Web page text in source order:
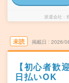
派遣会社
未読 掲載日 2026/
【初心者歓
日払いOK